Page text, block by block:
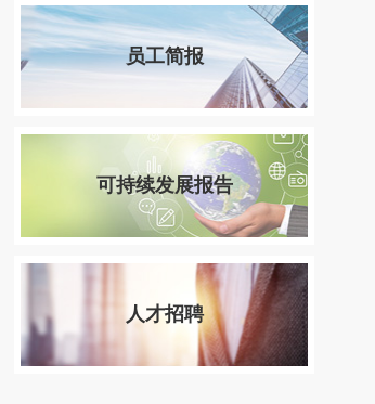
员工简报
可持续发展报告
人才招聘